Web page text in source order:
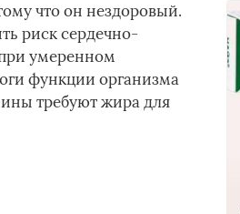
что он нездоровый.
риск сердечно-
умеренном
функции организма
требуют жира для